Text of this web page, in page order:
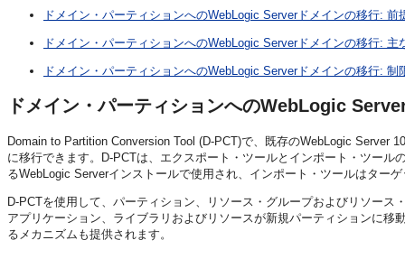
ドメイン・パーティションへのWebLogic Serverドメインの移行: 前
ドメイン・パーティションへのWebLogic Serverドメインの移行: 主
ドメイン・パーティションへのWebLogic Serverドメインの移行: 制
ドメイン・パーティションへのWebLogic
Domain to Partition Conversion Tool (D-PCT)で、既存のWebLogic Server
に移行できます。D-PCTは、エクスポート・ツールとインポート・ツー
るWebLogic Serverインストールで使用され、インポート・ツールはター
D-PCTを使用して、パーティション、リソース・グループおよびリソー
アプリケーション、ライブラリおよびリソースが新規パーティションに
るメカニズムも提供されます。